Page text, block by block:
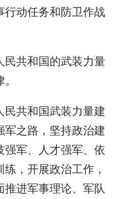
行动任务和防卫作战
共和国的武装力量
共和国武装力量建
之路，坚持政治建
军、人才强军、依
，开展政治工作，
进军事理论、军队